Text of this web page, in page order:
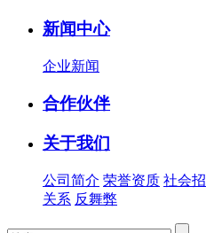
新闻中心
企业新闻
合作伙伴
关于我们
公司简介 荣誉资质 社会
关系 反舞弊